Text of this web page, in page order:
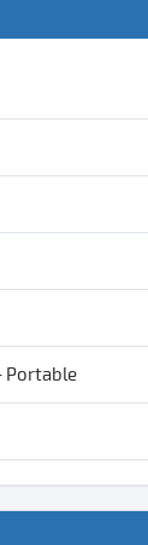
Portable